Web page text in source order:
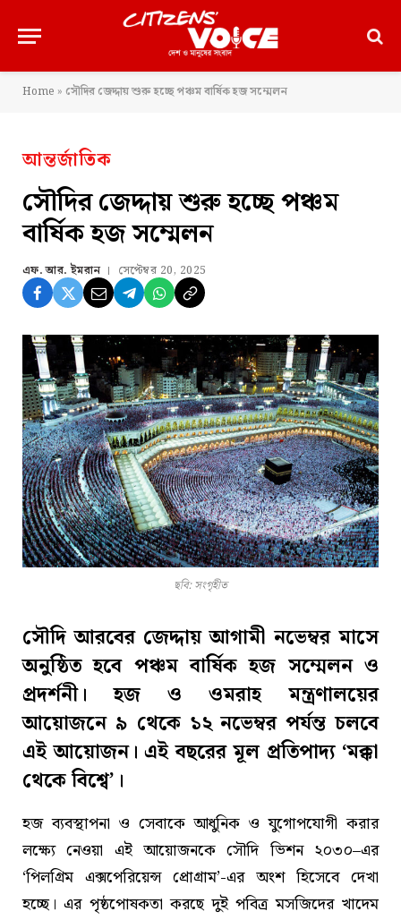
Home » সৌদির জেদ্দায় শুরু হচ্ছে পঞ্চম বার্ষিক হজ সম্মেলন
আন্তর্জাতিক
সৌদির জেদ্দায় শুরু হচ্ছে পঞ্চম
বার্ষিক হজ সম্মেলন
এফ. আর. ইমরান সেপ্টেম্বর 20, 2025
ছবি: সংগৃহীত
সৌদি আরবের জেদ্দায় আগামী নভেম্বর মাসে
অনুষ্ঠিত হবে পঞ্চম বার্ষিক হজ সম্মেলন ও
প্রদর্শনী। হজ ও ওমরাহ মন্ত্রণালয়ের
আয়োজনে ৯ থেকে ১২ নভেম্বর পর্যন্ত চলবে
এই আয়োজন। এই বছরের মূল প্রতিপাদ্য ‘মক্কা
থেকে বিশ্বে’।
হজ ব্যবস্থাপনা ও সেবাকে আধুনিক ও যুগোপযোগী করার
লক্ষ্যে নেওয়া এই আয়োজনকে সৌদি ভিশন ২০৩০–এর
‘পিলগ্রিম এক্সপেরিয়েন্স প্রোগ্রাম’-এর অংশ হিসেবে দেখা
হচ্ছে। এর পৃষ্ঠপোষকতা করছে দুই পবিত্র মসজিদের খাদেম